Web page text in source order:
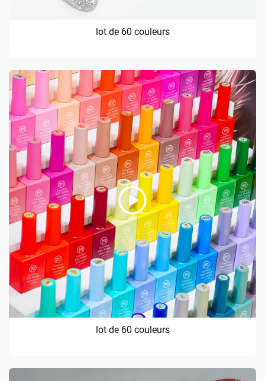
lot de 60 couleurs
lot de 60 couleurs